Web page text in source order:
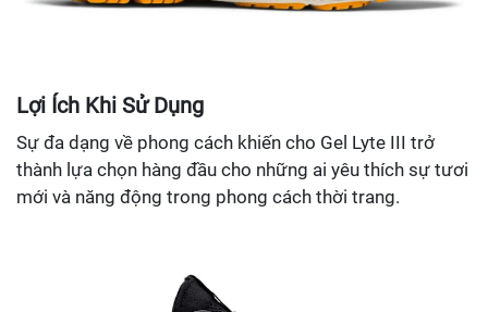
Lợi Ích Khi Sử Dụng
Sự đa dạng về phong cách khiến cho Gel Lyte III trở
thành lựa chọn hàng đầu cho những ai yêu thích sự tươi
mới và năng động trong phong cách thời trang.